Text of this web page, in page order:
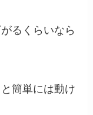
るくらいなら
簡単には動け